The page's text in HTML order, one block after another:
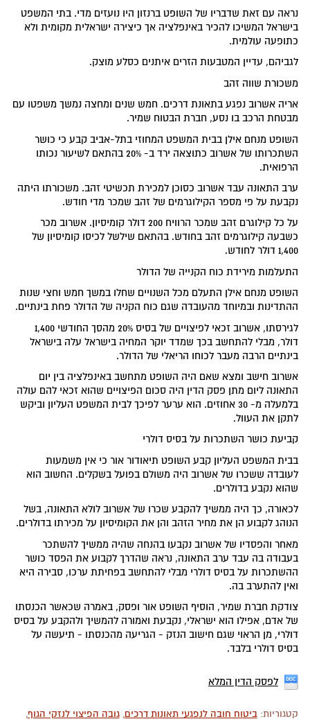
נראה עם זאת שדבריו של השופט ברנזון היו נועזים מדי. בתי המשפט
בישראל המשיכו להכיר באינפלציה אך כיצירה ישראלית מקומית ולא
כתופעה עולמית.
לגביהם, עדיין המטבעות הזרים איתנים כסלע מוצק.
משכורת שווה זהב
אריה אשרוב נפגע בתאונת דרכים. חמש שנים ומחצה נמשך משפטו עם
מבטחת הרכב בו נסע, חברת הבטוח שמיר.
השופט מנחם אילן בבית המשפט המחוזי בתל-אביב קבע כי כושר
השתכרותו של אשרוב כתוצאה ירד ב- 20% בהתאם לשיעור נכותו
הרפואית.
ערב התאונה עבד אשרוב כסוכן למכירת תכשיטי זהב. משכורתו היתה
נקבעת על פי מספר הקילוגרמים של זהב שמכר מדי חודש.
על כל קילוגרם זהב שמכר הרוויח 200 דולר קומיסיון. אשרוב מכר
כשבעה קילוגרמים זהב בחודש. בהתאם שילשל לכיסו קומיסיון של
1,400 דולר לחודש.
התעלמות מירידת כוח הקנייה של הדולר
השופט מנחם אילן התעלם מכל השנויים שחלו במשך חמש וחצי שנות
ההתדינות ובמיוחד מהעובדה שגם כוח הקניה של הדולר פחת בינתיים.
לגירסתו, אשרוב זכאי לפיצויים של בסיס 20% מהסך החודשי 1,400
דולר, מבלי להתחשב בכך שמדד יוקר המחיה בישראל עלה בישראל
בינתיים הרבה מעבר לכוחו הריאלי של הדולר.
אשרוב חישב ומצא שאם היה השופט מתחשב באינפלציה בין יום
התאונה ליום מתן פסק הדין היה סכום הפיצויים שהוא זכאי להם עולה
בלמעלה מ- 30 אחוזים. הוא ערער לפיכך לבית המשפט העליון וביקש
לתקן את העוול.
קביעת כושר השתכרות על בסיס דולרי
בבית המשפט העליון קבע השופט תיאודור אור כי אין משמעות
לעובדה ששכרו של אשרוב היה משולם בפועל בשקלים. החשוב הוא
שהוא נקבע בדולרים.
לכאורה, כך היה ממשיך להקבע שכרו של אשרוב לולא התאונה, בשל
הנוהג לקבוע הן את מחיר הזהב והן את הקומיסיון על מכירתו בדולרים.
מאחר והפסדיו של אשרוב נקבעו בהנחה שהיה ממשיך להשתכר
בעבודה בה עבד ערב התאונה, נראה שהדרך לקבוע את הפסד כושר
ההשתכרות על בסיס דולרי מבלי להתחשב בפחיתת ערכו, סבירה היא
ואין להתערב בה.
צודקת חברת שמיר, הוסיף השופט אור ופסק, באמרה שכאשר הכנסתו
של אדם, אפילו הוא ישראלי, נקבעת ואמורה להמשיך ולהקבע על בסיס
דולרי, מן הראוי שגם חישוב הנזק - הגריעה מהכנסתו - תיעשה על
בסיס דולרי בלבד.
לפסק הדין המלא
קטגוריות:ביטוח חובה לנפגעי תאונות דרכים,גובה הפיצוי לנזקי הגוף,